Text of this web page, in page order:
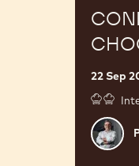
22 Sep